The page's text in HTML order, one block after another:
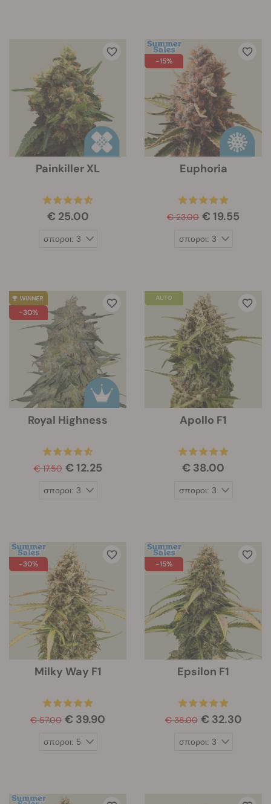
Painkiller XL
€ 25.00
-15%
Euphoria
€ 23.00 € 19.55
-30%
Royal Highness
€ 17.50 € 12.25
Apollo F1
€ 38.00
-30%
Milky Way F1
€ 57.00 € 39.90
-15%
Epsilon F1
€ 38.00 € 32.30